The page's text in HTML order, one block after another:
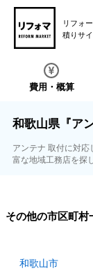
リフォ
積りサ
費用・概算
和歌山県『ア
アンテナ 取付に対
富な地域工務店を探
その他の市区町村
和歌山市